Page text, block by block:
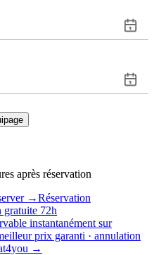
après réservation
→Réservation
72h
instantanément sur
prix garanti · annulation
→